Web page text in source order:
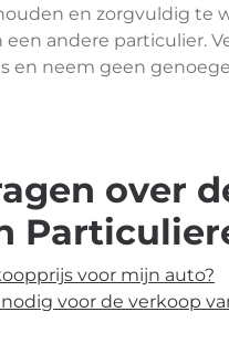
en zorgvuldig te
andere particulier.
en neem geen
over
voor mijn auto?
voor de verkoop